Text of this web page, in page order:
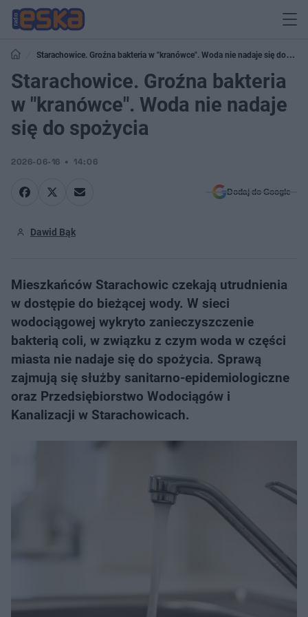
Starachowice. Groźna bakteria w "kranówce". Woda nie nadaje się do
spożycia
Starachowice. Groźna bakteria
w "kranówce". Woda nie nadaje
się do spożycia
2026-06-16 14:06
Dodaj do Google
Dawid Bąk
Mieszkańców Starachowic czekają utrudnienia
w dostępie do bieżącej wody. W sieci
wodociągowej wykryto zanieczyszczenie
bakterią coli, w związku z czym woda w części
miasta nie nadaje się do spożycia. Sprawą
zajmują się służby sanitarno-epidemiologiczne
oraz Przedsiębiorstwo Wodociągów i
Kanalizacji w Starachowicach.